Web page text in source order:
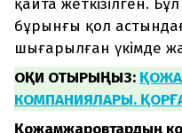
қайта жеткізілген.
бұрынғы қол
шығарылған үкімде
ОҚИ ОТЫРЫҢЫЗ:
КОМПАНИЯЛАРЫ.
Қожамжаровтардың